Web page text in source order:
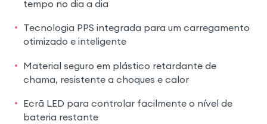
tempo no dia a dia
Tecnologia PPS integrada para um carregamento
otimizado e inteligente
Material seguro em plástico retardante de
chama, resistente a choques e calor
Ecrã LED para controlar facilmente o nível de
bateria restante